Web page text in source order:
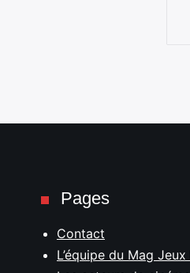
Pages
Contact
L’équipe du Mag